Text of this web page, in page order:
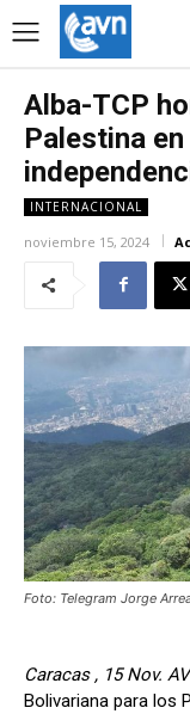
Alba-TCP
Palestina
INTERNACIONAL
noviembre 15, 2024
Foto: Telegram Jorge
Caracas , 15 Nov.
Bolivariana para los